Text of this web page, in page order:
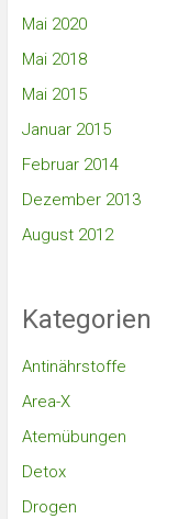
Mai 2020
Mai 2018
Mai 2015
Januar 2015
Februar 2014
Dezember 2013
August 2012
Kategorien
Antinährstoffe
Area-X
Atemübungen
Detox
Drogen